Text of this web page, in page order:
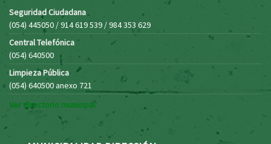
Seguridad Ciudadana
(054) 445050 / 914 619 539 / 984 353 629
Central Telefónica
(054) 640500
Limpieza Pública
(054) 640500 anexo 721
Ver directorio municipal